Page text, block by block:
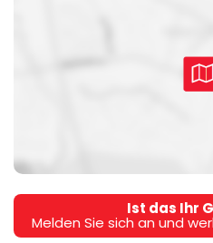
Ist das Ihr
Melden Sie sich an und